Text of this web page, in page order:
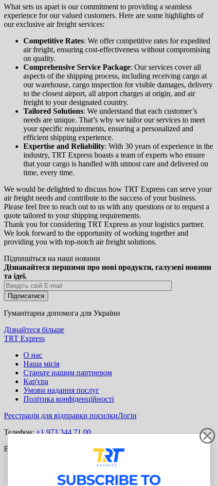
What sets us apart is our commitment to providing a seamless
experience for our valued customers. Here are some highlights of
our exclusive air freight services:
Competitive Rates: We offer competitive rates for expedited
air freight, ensuring cost-effectiveness without compromising
on quality.
Comprehensive Service Package: Our services cover all
aspects of the shipping process, including receiving cargo at
our warehouse, cargo inspection for visible damages, delivery
to the closest airport, all airport charges at origin, and air
freight to your designated country.
Tailored Solutions: We understand that each customer’s
needs are unique. That’s why we tailor our services to meet
your specific requirements, ensuring a personalized and
efficient shipping experience.
Expertise and Reliability: With 30 years of experience in the
industry, TRT Express boasts a team of experts who ensure
that your cargo is handled with utmost care and delivered on
time, every time.
We would be delighted to discuss how TRT Express can serve your
air freight needs and contribute to the success of your business.
Please feel free to reach out to us with any questions or to request a
quote tailored to your shipping requirements.
Thank you for considering TRT Express as your logistics partner.
We look forward to the opportunity of working together and
providing you with top-notch air freight solutions.
Підпишіться на наші новини
Дізнавайтеся першими про нові продукти, галузеві новини
та ідеї.
Гуманітарна допомога для України
Дізнайтеся більше
TRT Express
О нас
Наша місія
Станьте нашим партнером
Кар'єра
Умови надання послуг
Політика конфіденційності
Реєстрація для відправки посилкиЛогін
Телефон:+1 973 344 71 00
Електронна пошта:
support@trtexpress.com